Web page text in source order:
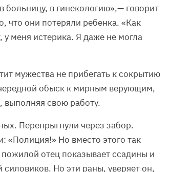
больницу, в гинекологию»,— говорит
что они потеряли ребенка. «Как
у меня истерика. Я даже не могла
мужества не прибегать к сокрытию
обыск к мирным верующим,
выполняя свою работу.
Перепрыгнули через забор.
Но вместо этого так
отец показывает ссадины и
Но эти раны, уверяет он,